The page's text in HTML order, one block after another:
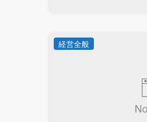
経営全般